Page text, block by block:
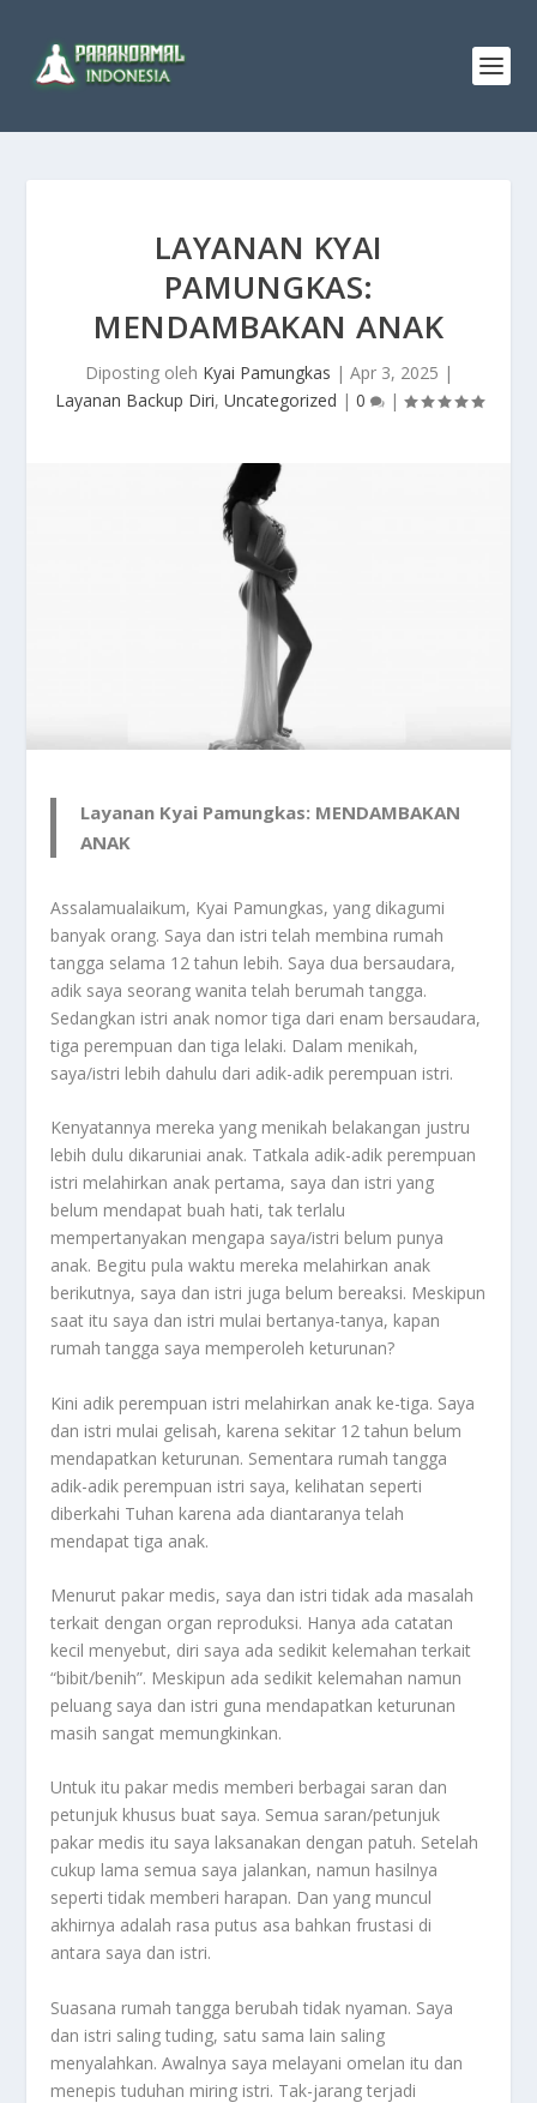
LAYANAN KYAI
PAMUNGKAS:
MENDAMBAKAN ANAK
Diposting oleh Kyai Pamungkas | Apr 3, 2025 |
Layanan Backup Diri, Uncategorized | 0 |
Layanan Kyai Pamungkas: MENDAMBAKAN
ANAK
Assalamualaikum, Kyai Pamungkas, yang dikagumi
banyak orang. Saya dan istri telah membina rumah
tangga selama 12 tahun lebih. Saya dua bersaudara,
adik saya seorang wanita telah berumah tangga.
Sedangkan istri anak nomor tiga dari enam bersaudara,
tiga perempuan dan tiga lelaki. Dalam menikah,
saya/istri lebih dahulu dari adik-adik perempuan istri.
Kenyatannya mereka yang menikah belakangan justru
lebih dulu dikaruniai anak. Tatkala adik-adik perempuan
istri melahirkan anak pertama, saya dan istri yang
belum mendapat buah hati, tak terlalu
mempertanyakan mengapa saya/istri belum punya
anak. Begitu pula waktu mereka melahirkan anak
berikutnya, saya dan istri juga belum bereaksi. Meskipun
saat itu saya dan istri mulai bertanya-tanya, kapan
rumah tangga saya memperoleh keturunan?
Kini adik perempuan istri melahirkan anak ke-tiga. Saya
dan istri mulai gelisah, karena sekitar 12 tahun belum
mendapatkan keturunan. Sementara rumah tangga
adik-adik perempuan istri saya, kelihatan seperti
diberkahi Tuhan karena ada diantaranya telah
mendapat tiga anak.
Menurut pakar medis, saya dan istri tidak ada masalah
terkait dengan organ reproduksi. Hanya ada catatan
kecil menyebut, diri saya ada sedikit kelemahan terkait
“bibit/benih”. Meskipun ada sedikit kelemahan namun
peluang saya dan istri guna mendapatkan keturunan
masih sangat memungkinkan.
Untuk itu pakar medis memberi berbagai saran dan
petunjuk khusus buat saya. Semua saran/petunjuk
pakar medis itu saya laksanakan dengan patuh. Setelah
cukup lama semua saya jalankan, namun hasilnya
seperti tidak memberi harapan. Dan yang muncul
akhirnya adalah rasa putus asa bahkan frustasi di
antara saya dan istri.
Suasana rumah tangga berubah tidak nyaman. Saya
dan istri saling tuding, satu sama lain saling
menyalahkan. Awalnya saya melayani omelan itu dan
menepis tuduhan miring istri. Tak-jarang terjadi